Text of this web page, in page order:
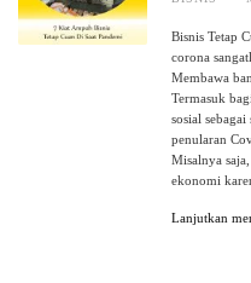
Bisnis Tetap
corona
Membawa
Termasuk
sosial
penularan
Misalnya
ekonomi
Lanjutkan